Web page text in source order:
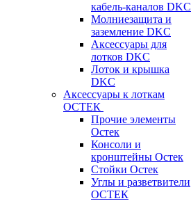
кабель-каналов DKC
Молниезащита и
заземление DKC
Аксессуары для
лотков DKC
Лоток и крышка
DKC
Аксессуары к лоткам
ОСТЕК
Прочие элементы
Остек
Консоли и
кронштейны Остек
Стойки Остек
Углы и разветвители
ОСТЕК